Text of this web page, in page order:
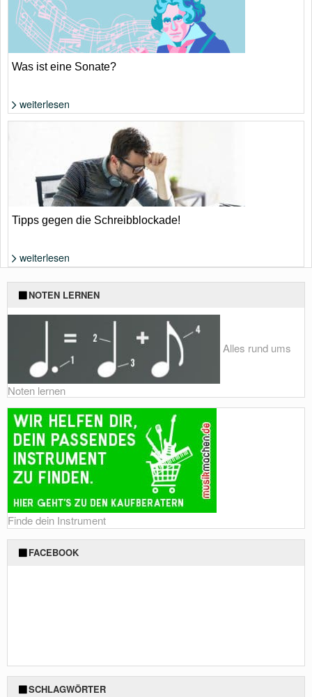
Foto: Shutterstock von Ekaterina Glazkova
Was ist eine Sonate?
weiterlesen
antoniodiaz
Tipps gegen die Schreibblockade!
weiterlesen
NOTEN LERNEN
Alles rund ums
Noten lernen
Finde dein Instrument
FACEBOOK
SCHLAGWÖRTER